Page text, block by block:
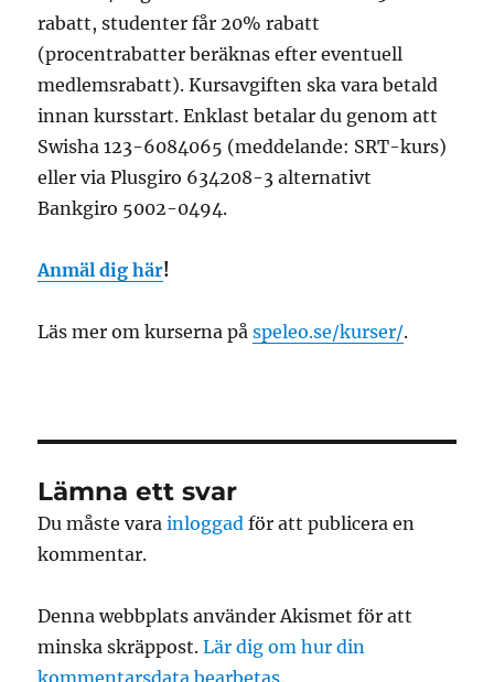
rabatt, studenter får 20% rabatt
(procentrabatter beräknas efter eventuell
medlemsrabatt). Kursavgiften ska vara betald
innan kursstart. Enklast betalar du genom att
Swisha 123-6084065 (meddelande: SRT-kurs)
eller via Plusgiro 634208-3 alternativt
Bankgiro 5002-0494.
Anmäl dig här!
Läs mer om kurserna påspeleo.se/kurser/.
Lämna ett svar
Du måste varainloggad för att publicera en
kommentar.
Denna webbplats använder Akismet för att
minska skräppost.Lär dig om hur din
kommentarsdata bearbetas.